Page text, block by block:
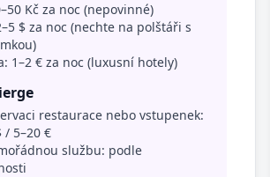
Kč za noc (nepovinné)
$ za noc (nechte na polštáři s
1–2 € za noc (luxusní hotely)
restaurace nebo vstupenek:
/ 5–20 €
službu: podle